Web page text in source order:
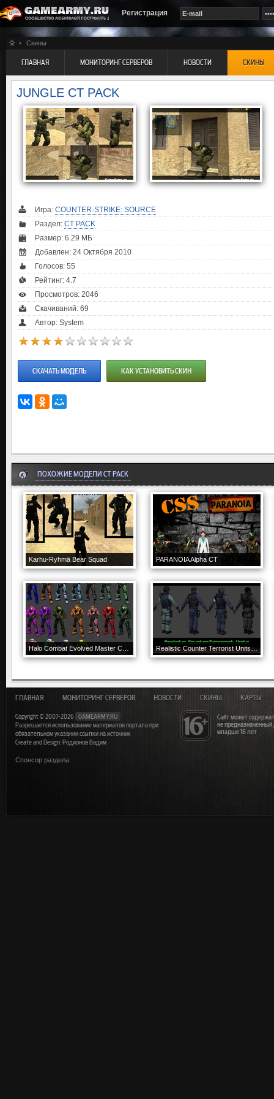
Регистрация
Скины
ГЛАВНАЯ МОНИТОРИНГ СЕРВЕРОВ НОВОСТИ СКИНЫ
JUNGLE CT PACK
Игра: COUNTER-STRIKE: SOURCE
Раздел: CT PACK
Размер: 6.29 МБ
Добавлен: 24 Октября 2010
Голосов: 55
Рейтинг: 4.7
Просмотров: 2046
Скачиваний: 69
Автор: System
СКАЧАТЬ МОДЕЛЬ КАК УСТАНОВИТЬ СКИН
ПОХОЖИЕ МОДЕЛИ CT PACK
Karhu-Ryhmä Bear Squad PARANOIA Alpha CT
Realistic Counter Terrorist Units Pack
Сайт может
не
младше 16 лет
ГЛАВНАЯ МОНИТОРИНГ СЕРВЕРОВ НОВОСТИ СКИНЫ КАРТЫ
Copyright © 2007-2026
GAMEARMY.RU
Разрешается использование материалов портала при
обязательном указании ссылки на источник
Create and Design: Родионов Вадим
Спонсор раздела: